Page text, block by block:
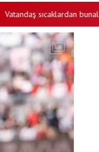
sıcaklardan bunaldı
11